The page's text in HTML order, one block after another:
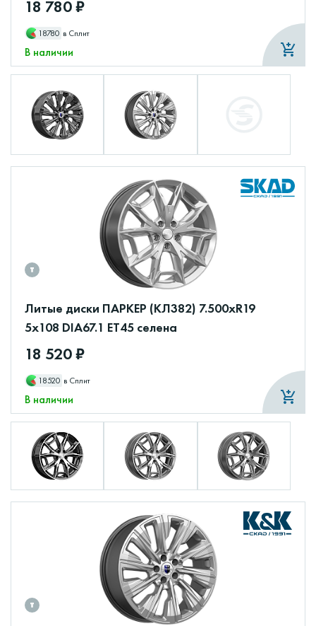
18 780 ₽
18780 в Сплит
В наличии
Литые диски ПАРКЕР (КЛ382) 7.500xR19
5x108 DIA67.1 ET45 селена
18 520 ₽
18520 в Сплит
В наличии